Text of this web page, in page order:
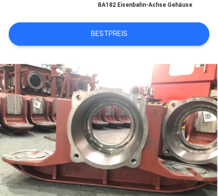
NACHRICHTEN
FÄLLE
SITEMAP
PRIVACY
POLICY
BA182 Eisenbahn-Achse Gehäuse
BESTPREIS